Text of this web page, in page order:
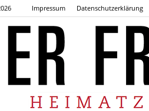
Impressum Datenschutzerklärung